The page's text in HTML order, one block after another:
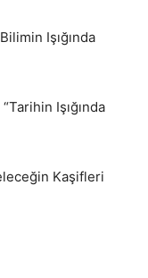
Işığında
Işığında
Kaşifleri